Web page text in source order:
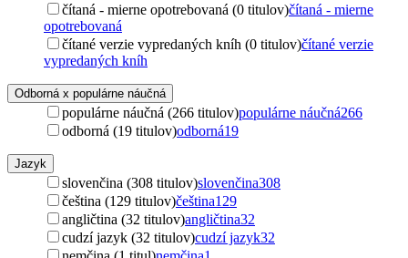
čítaná - mierne opotrebovaná (0 titulov)čítaná - mierne
opotrebovaná
čítané verzie vypredaných kníh (0 titulov)čítané verzie
vypredaných kníh
Odborná x populárne náučná
populárne náučná (266 titulov)populárne náučná266
odborná (19 titulov)odborná19
Jazyk
slovenčina (308 titulov)slovenčina308
čeština (129 titulov)čeština129
angličtina (32 titulov)angličtina32
cudzí jazyk (32 titulov)cudzí jazyk32